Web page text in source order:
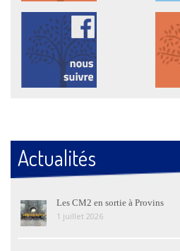
Actualités
Les CM2 en sortie à Provins
1 juillet 2026